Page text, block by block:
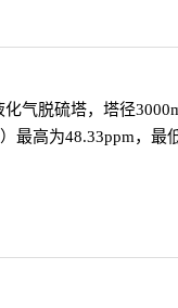
气脱硫塔，塔径
最高为48.33ppm，